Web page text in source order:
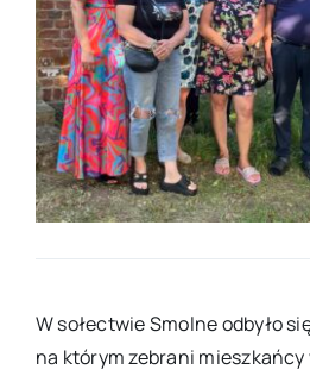
W sołectwie Smolne odbyło
na którym zebrani